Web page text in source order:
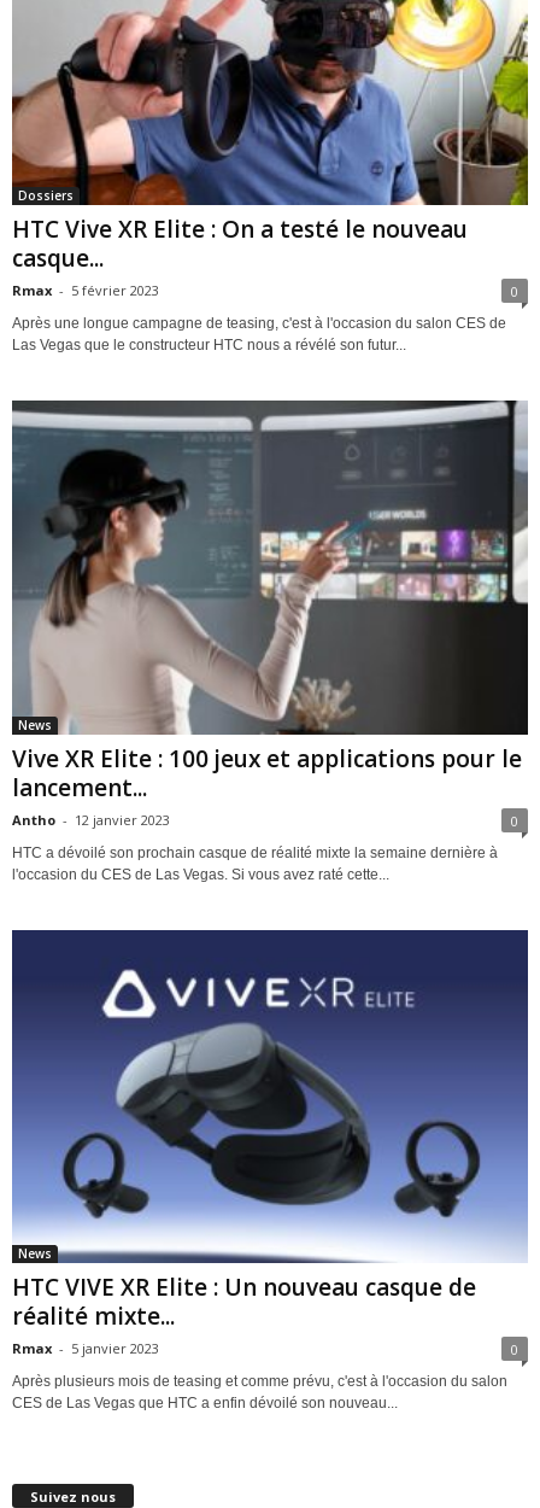
Dossiers
HTC Vive XR Elite : On a testé le nouveau
casque...
Rmax - 5 février 2023 0
Après une longue campagne de teasing, c'est à l'occasion du salon CES de
Las Vegas que le constructeur HTC nous a révélé son futur...
News
Vive XR Elite : 100 jeux et applications pour le
lancement...
Antho - 12 janvier 2023 0
HTC a dévoilé son prochain casque de réalité mixte la semaine dernière à
l'occasion du CES de Las Vegas. Si vous avez raté cette...
News
HTC VIVE XR Elite : Un nouveau casque de
réalité mixte...
Rmax - 5 janvier 2023 0
Après plusieurs mois de teasing et comme prévu, c'est à l'occasion du salon
CES de Las Vegas que HTC a enfin dévoilé son nouveau...
Suivez nous